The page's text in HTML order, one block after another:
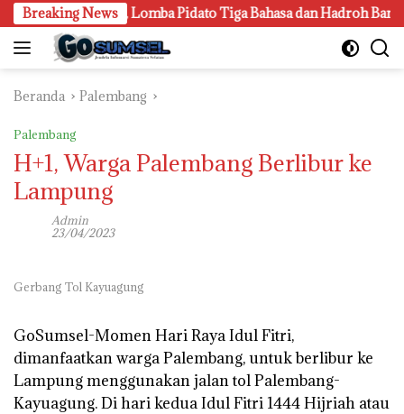
Langsung
ke
konten
Breaking News
Gen Z, Lomba Pidato Tiga Bahasa dan Hadroh Banjir
Beranda Palembang
Palembang
H+1, Warga Palembang Berlibur ke
Lampung
Admin
23/04/2023
Gerbang Tol Kayuagung
GoSumsel-Momen Hari Raya Idul Fitri,
dimanfaatkan warga Palembang, untuk berlibur ke
Lampung menggunakan jalan tol Palembang-
Kayuagung. Di hari kedua Idul Fitri 1444 Hijriah atau